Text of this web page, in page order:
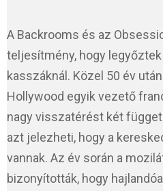
A Backrooms és az
teljesítmény, hogy
kasszáknál. Közel 50 év
Hollywood egyik vezető
nagy visszatérést két
azt jelezheti, hogy a
vannak. Az év során a
bizonyították, hogy